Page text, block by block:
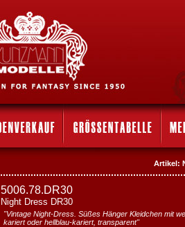
Artikel:
5006.78.DR30
Night Dress DR30
"Vintage Night-Dress. Süßes Hänger Kleidchen mit
kariert oder hellblau-kariert, transparent"